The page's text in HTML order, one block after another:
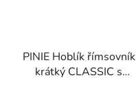
PINIE Hoblík římsovník
krátký CLASSIC s